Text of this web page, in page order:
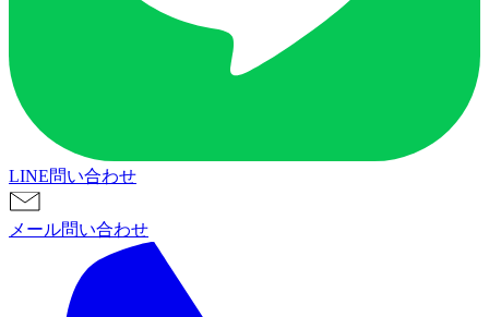
LINE問い合わせ
メール問い合わせ